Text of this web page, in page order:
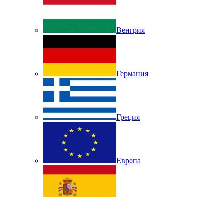
Венгрия
Германия
Греция
Европа